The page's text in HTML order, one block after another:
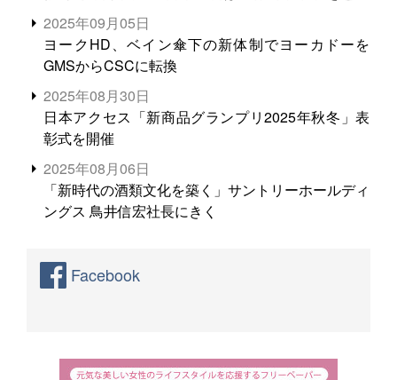
る。米増産に向けて、米輸出需要の拡大を」
2025年09月05日
ヨークHD、ベイン傘下の新体制でヨーカドーを
GMSからCSCに転換
2025年08月30日
日本アクセス「新商品グランプリ2025年秋冬」表
彰式を開催
2025年08月06日
「新時代の酒類文化を築く」サントリーホールディ
ングス 鳥井信宏社長にきく
Facebook